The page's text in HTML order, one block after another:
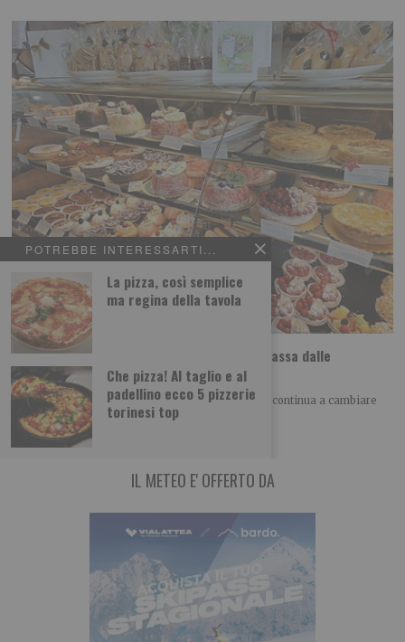
POTREBBE INTERESSARTI...
La pizza, così semplice
ma regina della tavola
Che pizza! Al taglio e al
padellino ecco 5 pizzerie
torinesi top
Dolci etnici a Torino, il viaggio nel mondo passa dalle
pasticcerie
SCOPRI – TO ALLA SCOPERTA DI TORINO Torino continua a cambiare
volto anche attraverso il cibo.
IL METEO E' OFFERTO DA